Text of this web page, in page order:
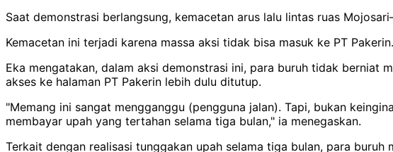
Saat demonstrasi berlangsung, kemacetan arus lalu lintas ruas
Kemacetan ini terjadi karena massa aksi tidak bisa masuk ke PT
Eka mengatakan, dalam aksi demonstrasi ini, para buruh tidak berniat
akses ke halaman PT Pakerin lebih dulu ditutup.
"Memang ini sangat mengganggu (pengguna jalan). Tapi, bukan
membayar upah yang tertahan selama tiga bulan," ia menegaskan.
Terkait dengan realisasi tunggakan upah selama tiga bulan, para